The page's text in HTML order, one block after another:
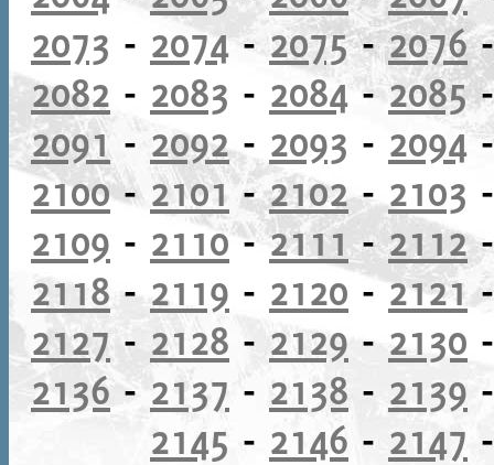
2073 - 2074- 2075-2076
2082 - 2083 - 2084-2085
2091 - 2092- 2093 - 2094
2100- 2101-2102- 2103
2109 - 2110-2111-2112
2118 - 2119 - 2120 -2121
2127- 2128 - 2129 - 2130
2136-2137 - 2138 - 2139
2145 - 2146 - 2147